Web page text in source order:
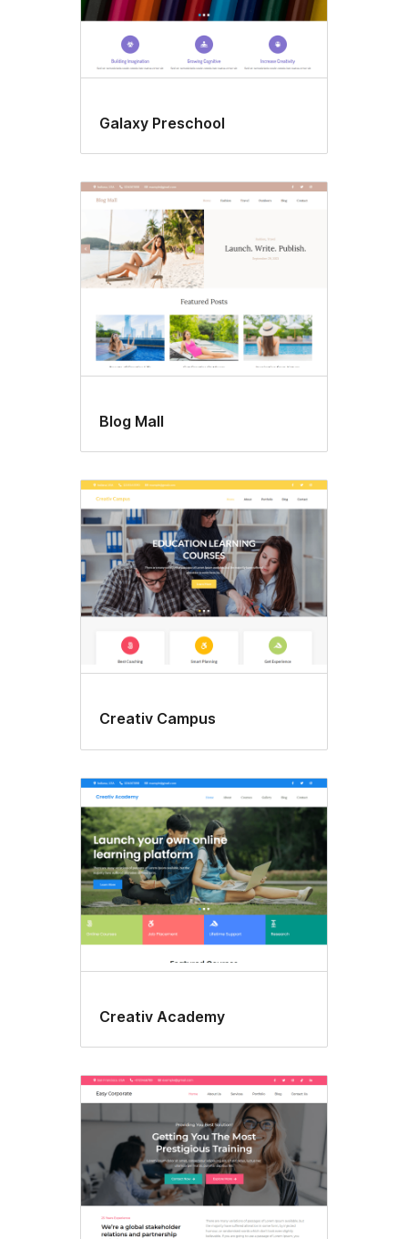
Galaxy Preschool
Blog Mall
Creativ Campus
Creativ Academy